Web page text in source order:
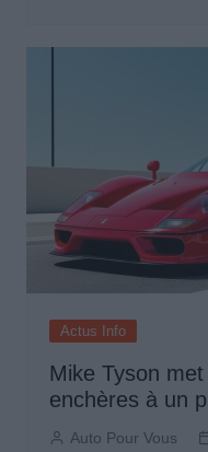
Actus Info
Mike Tyson
enchères à un
Auto Pour Vous